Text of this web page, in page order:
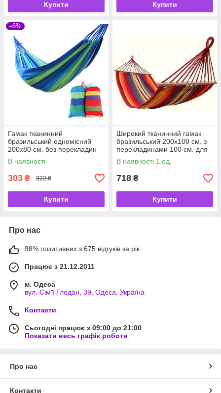
Купити Купити
–6%
Гамак тканинний
бразильський одномісний
200х80 см. без перекладин
(планок) для відпочинку
Синій
В наявності
303 ₴ 322 ₴
Купити
Широкий тканинний гамак
бразильський 200х100 см. з
перекладинами 100 см. для
відпочинку Червоний
В наявності 1 од.
718 ₴
Купити
Про нас
98% позитивних з 675 відгуків за рік
Працює з 21.12.2011
м. Одеса
вул. Сім'ї Глодан, 39, Одеса, Україна
Контакти
Сьогодні працює з 09:00 до 21:00
Показати весь графік роботи
Про нас
Контакти